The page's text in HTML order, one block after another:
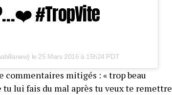
#TropVite
le 25 Mars 2016 à 15h24 PDT
commentaires mitigés : « trop beau
tu lui fais du mal après tu veux te remettre